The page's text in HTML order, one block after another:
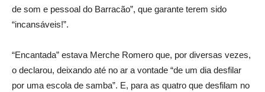
de som e pessoal do Barracão”, que garante terem sido
“incansáveis!”.
“Encantada” estava Merche Romero que, por diversas vezes,
o declarou, deixando até no ar a vontade “de um dia desfilar
por uma escola de samba”. E, para as quatro que desfilam no